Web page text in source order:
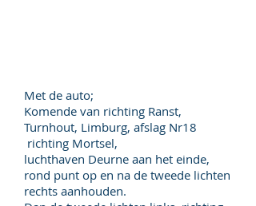
Met de auto;
Komende van richting Ranst,
Turnhout, Limburg, afslag Nr18
richting Mortsel,
luchthaven Deurne aan het einde,
rond punt op en na de tweede lichten
rechts aanhouden.